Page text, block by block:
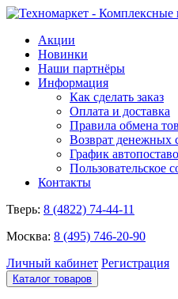
Акции
Новинки
Наши партнёры
Информация
Как сделать заказ
Оплата и доставка
Правила обмена
Возврат денежных
График
Пользовательское
Контакты
Тверь: 8 (4822) 74-44-11
Москва: 8 (495) 746-20-90
Личный кабинет Регистрация
Каталог товаров